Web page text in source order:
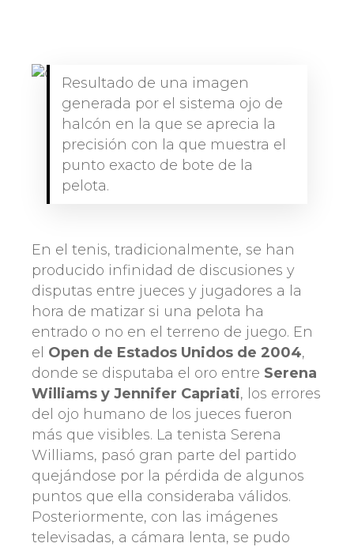
Resultado de una imagen
generada por el sistema ojo de
halcón en la que se aprecia la
precisión con la que muestra el
punto exacto de bote de la
pelota.
En el tenis, tradicionalmente, se han
producido infinidad de discusiones y
disputas entre jueces y jugadores a la
hora de matizar si una pelota ha
entrado o no en el terreno de juego. En
el Open de Estados Unidos de 2004,
donde se disputaba el oro entre Serena
Williams y Jennifer Capriati, los errores
del ojo humano de los jueces fueron
más que visibles. La tenista Serena
Williams, pasó gran parte del partido
quejándose por la pérdida de algunos
puntos que ella consideraba válidos.
Posteriormente, con las imágenes
televisadas, a cámara lenta, se pudo